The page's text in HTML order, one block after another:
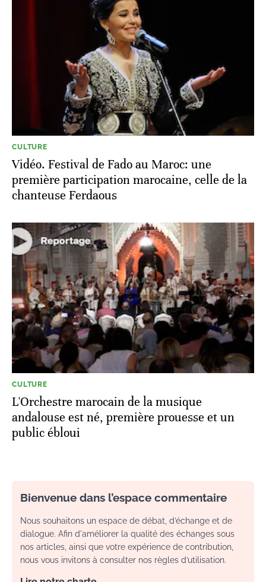
CULTURE
Vidéo. Festival de Fado au Maroc: une
première participation marocaine, celle de la
chanteuse Ferdaous
CULTURE
L'Orchestre marocain de la musique
andalouse est né, première prouesse et un
public ébloui
Bienvenue dans l’espace commentaire
Nous souhaitons un espace de débat, d’échange et de
dialogue. Afin d'améliorer la qualité des échanges sous
nos articles, ainsi que votre expérience de contribution,
nous vous invitons à consulter nos règles d’utilisation.